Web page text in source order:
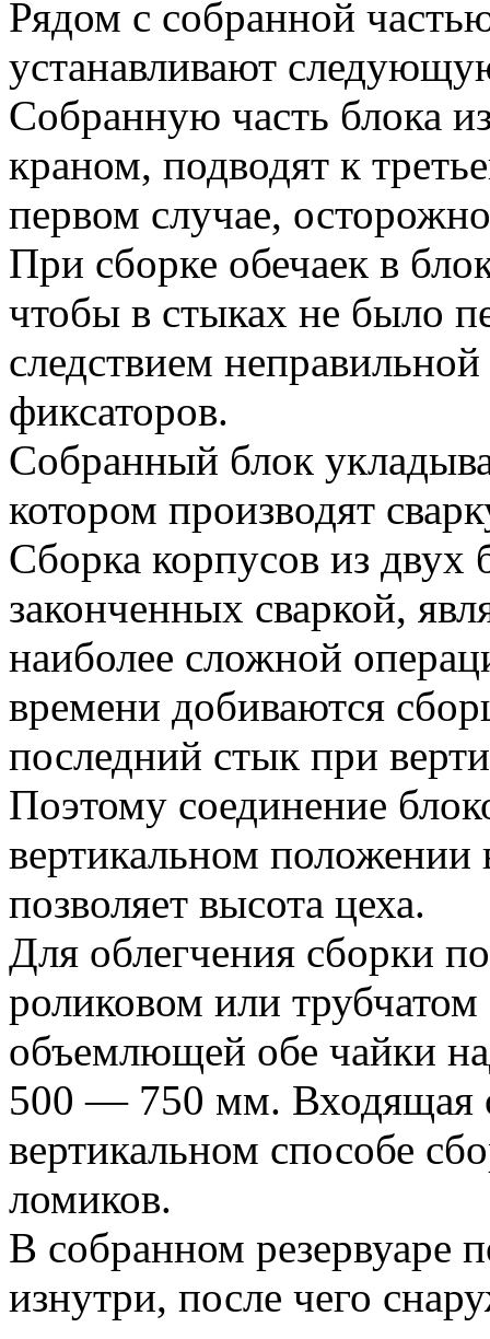
Рядом с собранной
устанавливают
Собранную часть блока
краном, подводят к
первом случае,
При сборке обечаек в
чтобы в стыках не было
следствием
фиксаторов.
Собранный блок
котором производят
Сборка корпусов из двух
законченных сваркой,
наиболее сложной
времени добиваются
последний стык при
Поэтому соединение
вертикальном положении
позволяет высота цеха.
Для облегчения сборки
роликовом или
объемлющей обе чайки
500 — 750 мм. Входящая
вертикальном способе
ломиков.
В собранном резервуаре
изнутри, после чего